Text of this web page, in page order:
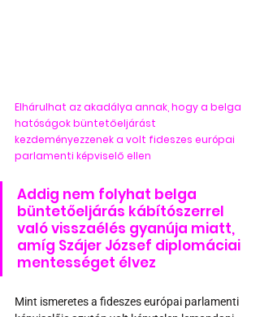
Elhárulhat az akadálya annak, hogy a belga
hatóságok büntetőeljárást
kezdeményezzenek a volt fideszes európai
parlamenti képviselő ellen
Addig nem folyhat belga
büntetőeljárás kábítószerrel
való visszaélés gyanúja miatt,
amíg Szájer József diplomáciai
mentességet élvez
Mint ismeretes a fideszes európai parlamenti